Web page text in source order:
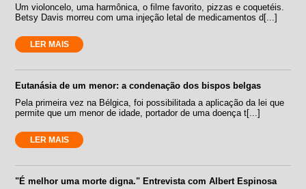
Um violoncelo, uma harmônica, o filme favorito, pizzas e coquetéis.
Betsy Davis morreu com uma injeção letal de medicamentos d[...]
LER MAIS
Eutanásia de um menor: a condenação dos bispos belgas
Pela primeira vez na Bélgica, foi possibilitada a aplicação da lei que
permite que um menor de idade, portador de uma doença t[...]
LER MAIS
"É melhor uma morte digna." Entrevista com Albert Espinosa